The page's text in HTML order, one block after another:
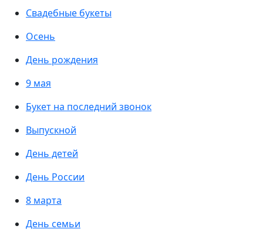
Свадебные букеты
Осень
День рождения
9 мая
Букет на последний звонок
Выпускной
День детей
День России
8 марта
День семьи